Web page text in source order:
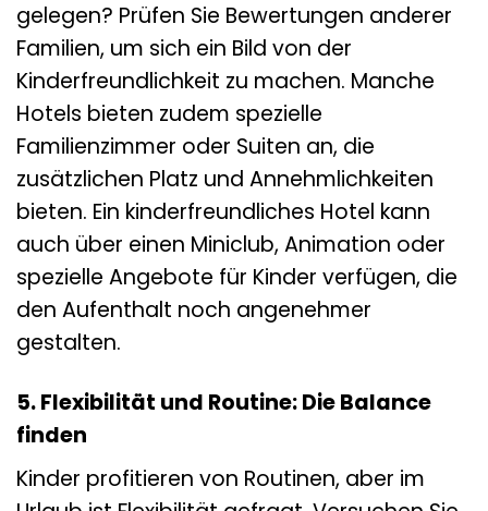
gelegen? Prüfen Sie Bewertungen anderer
Familien, um sich ein Bild von der
Kinderfreundlichkeit zu machen. Manche
Hotels bieten zudem spezielle
Familienzimmer oder Suiten an, die
zusätzlichen Platz und Annehmlichkeiten
bieten. Ein kinderfreundliches Hotel kann
auch über einen Miniclub, Animation oder
spezielle Angebote für Kinder verfügen, die
den Aufenthalt noch angenehmer
gestalten.
5. Flexibilität und Routine: Die Balance
finden
Kinder profitieren von Routinen, aber im